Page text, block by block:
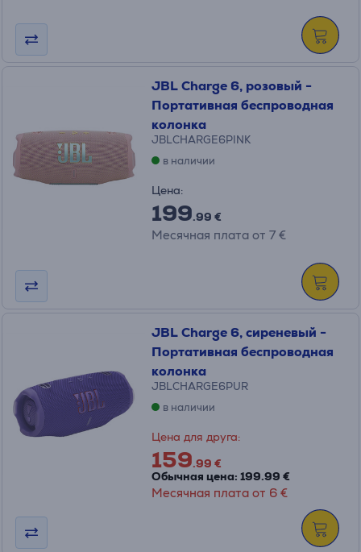
JBL Charge 6, розовый -
Портативная беспроводная
колонка
JBLCHARGE6PINK
в наличии
Цена:
199.99 €
Месячная плата от 7 €
JBL Charge 6, сиреневый -
Портативная беспроводная
колонка
JBLCHARGE6PUR
в наличии
Цена для друга:
159.99 €
Обычная цена: 199.99 €
Месячная плата от 6 €